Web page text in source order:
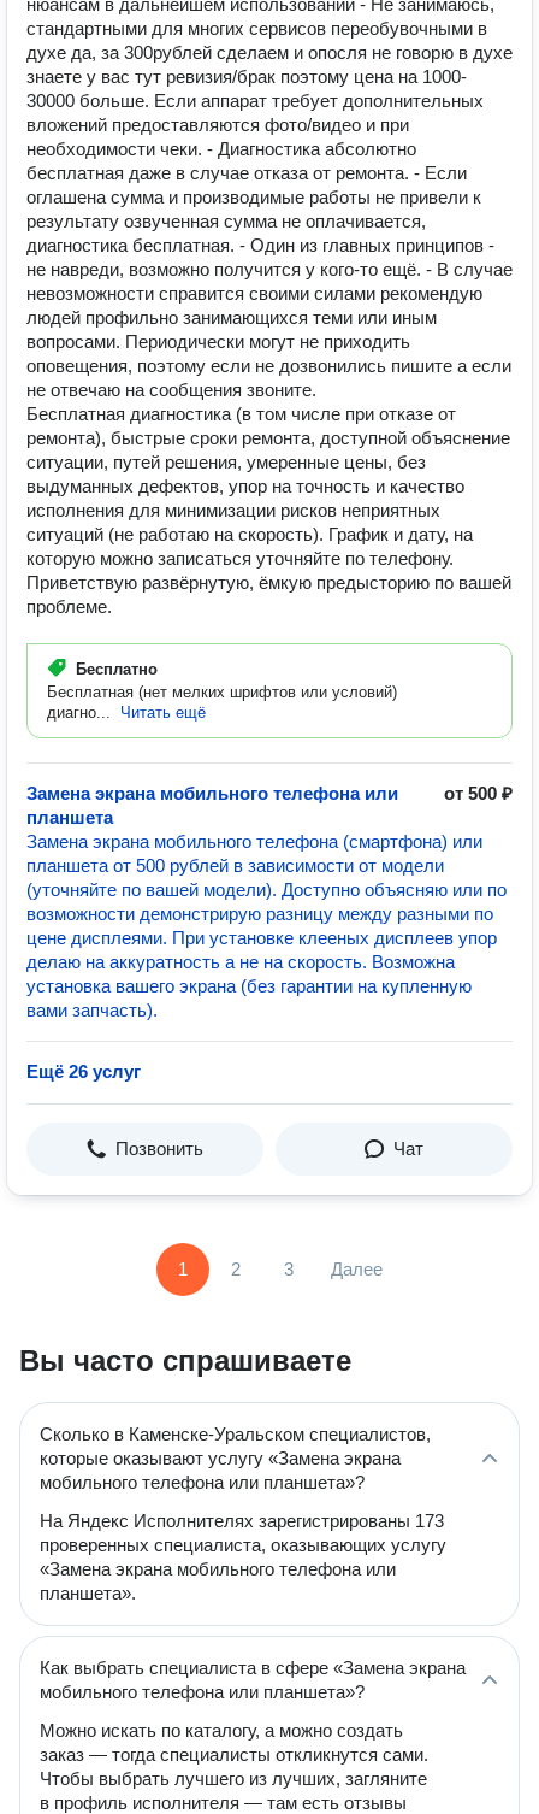
нюансам в дальнейшем использовании - Не занимаюсь,
стандартными для многих сервисов переобувочными в
духе да, за 300рублей сделаем и опосля не говорю в духе
знаете у вас тут ревизия/брак поэтому цена на 1000-
30000 больше. Если аппарат требует дополнительных
вложений предоставляются фото/видео и при
необходимости чеки. - Диагностика абсолютно
бесплатная даже в случае отказа от ремонта. - Если
оглашена сумма и производимые работы не привели к
результату озвученная сумма не оплачивается,
диагностика бесплатная. - Один из главных принципов -
не навреди, возможно получится у кого-то ещё. - В случае
невозможности справится своими силами рекомендую
людей профильно занимающихся теми или иным
вопросами. Периодически могут не приходить
оповещения, поэтому если не дозвонились пишите а если
не отвечаю на сообщения звоните.
Бесплатная диагностика (в том числе при отказе от
ремонта), быстрые сроки ремонта, доступной объяснение
ситуации, путей решения, умеренные цены, без
выдуманных дефектов, упор на точность и качество
исполнения для минимизации рисков неприятных
ситуаций (не работаю на скорость). График и дату, на
которую можно записаться уточняйте по телефону.
Приветствую развёрнутую, ёмкую предысторию по вашей
проблеме.
Бесплатно
Бесплатная (нет мелких шрифтов или условий)
диагно...
Читать ещё
Замена экрана мобильного телефона или
планшета
от 500 ₽
Замена экрана мобильного телефона (смартфона) или
планшета от 500 рублей в зависимости от модели
(уточняйте по вашей модели). Доступно объясняю или по
возможности демонстрирую разницу между разными по
цене дисплеями. При установке клееных дисплеев упор
делаю на аккуратность а не на скорость. Возможна
установка вашего экрана (без гарантии на купленную
вами запчасть).
Ещё 26 услуг
Позвонить Чат
1 2 3 Далее
Вы часто спрашиваете
Сколько в Каменске-Уральском специалистов,
которые оказывают услугу «Замена экрана
мобильного телефона или планшета»?
На Яндекс Исполнителях зарегистрированы 173
проверенных специалиста, оказывающих услугу
«Замена экрана мобильного телефона или
планшета».
Как выбрать специалиста в сфере «Замена экрана
мобильного телефона или планшета»?
Можно искать по каталогу, а можно создать
заказ — тогда специалисты откликнутся сами.
Чтобы выбрать лучшего из лучших, загляните
в профиль исполнителя — там есть отзывы